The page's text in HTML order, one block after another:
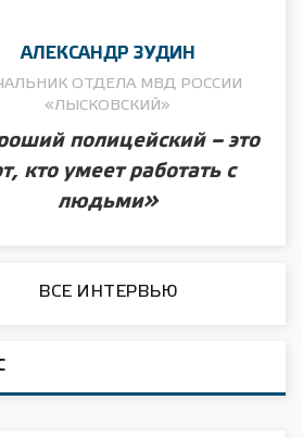
АЛЕКСАНДР ЗУДИН
ОТДЕЛА МВД РОССИИ
«ЛЫСКОВСКИЙ»
полицейский – это
кто умеет работать с
людьми»
ВСЕ ИНТЕРВЬЮ